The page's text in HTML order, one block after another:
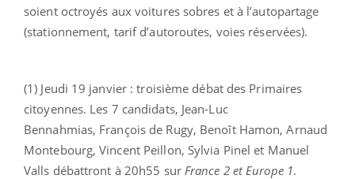
soient octroyés aux voitures sobres et à l’autopartage
(stationnement, tarif d’autoroutes, voies réservées).
(1) Jeudi 19 janvier : troisième débat des Primaires
citoyennes. Les 7 candidats, Jean-Luc
Bennahmias, François de Rugy, Benoît Hamon, Arnaud
Montebourg, Vincent Peillon, Sylvia Pinel et Manuel
Valls débattront à 20h55 sur France 2 et Europe 1.